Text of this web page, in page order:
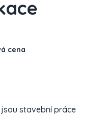
cena
stavební práce